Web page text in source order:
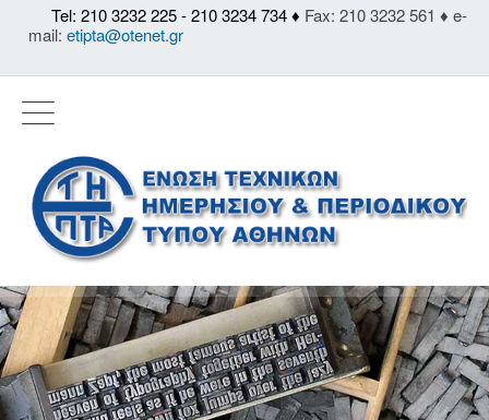
Tel: 210 3232 225 - 210 3234 734 ♦ Fax: 210 3232 561 ♦ e-
mail: etipta@otenet.gr